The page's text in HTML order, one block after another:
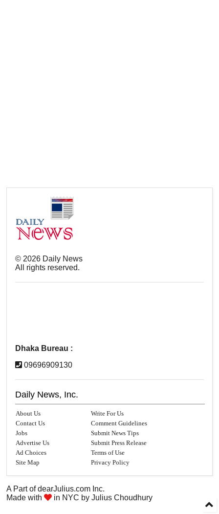
© 2026 Daily News
All rights reserved.
Dhaka Bureau :
09696909130
Daily News, Inc.
About Us
Write For Us
Contact Us
Comment Guidelines
Jobs
Submit News Tips
Advertise Us
Submit Press Release
Ad Choices
Terms of Use
Site Map
Privacy Policy
A Part ofdearJulius.com Inc.
Made with
in NYC byJulius Choudhury